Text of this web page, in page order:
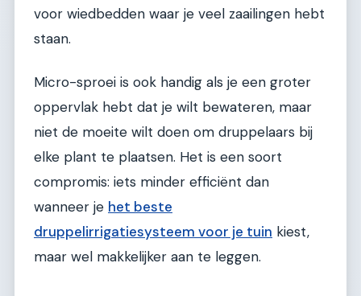
voor wiedbedden waar je veel zaailingen hebt
staan.
Micro-sproei is ook handig als je een groter
oppervlak hebt dat je wilt bewateren, maar
niet de moeite wilt doen om druppelaars bij
elke plant te plaatsen. Het is een soort
compromis: iets minder efficiënt dan
wanneer je het beste
druppelirrigatiesysteem voor je tuin kiest,
maar wel makkelijker aan te leggen.